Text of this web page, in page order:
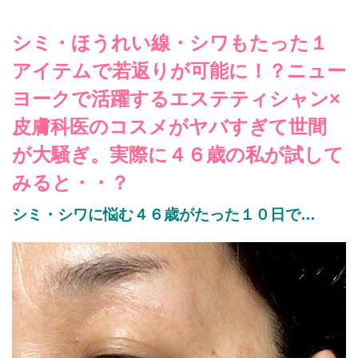
シミ・ほうれい線・シワもたった１
アイテムで若返りが可能に！？ニュー
ヨークで活躍するエステティシャン×
皮膚科医のコスメがヤバすぎて世間
が大騒ぎ。実際に４６歳の私が試して
みると・・？
シミ・シワに悩む４６歳がたった１０日で…